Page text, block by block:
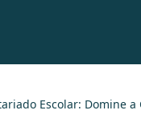
Escolar: Domine a